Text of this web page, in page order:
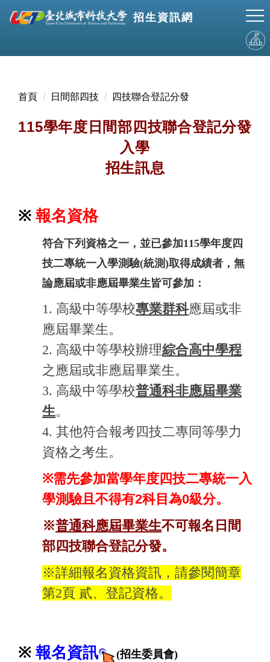
跳
到
招生資訊網
首頁 日間部四技 四技聯合登記分發
115學年度日間部四技聯合登記分發
入學
招生訊息
※ 報名資格
符合下列資格之一，並已參加115學年度四
技二專統一入學測驗(統測)取得成績者，無
論應屆或非應屆畢業生皆可參加：
1. 高級中等學校專業群科應屆或非
應屆畢業生。
2. 高級中等學校辦理綜合高中學程
之應屆或非應屆畢業生。
3. 高級中等學校普通科非應屆畢業
生。
4. 其他符合報考四技二專同等學力
資格之考生。
※需先參加當學年度四技二專統一入
學測驗且不得有2科目為0級分。
※普通科應屆畢業生不可報名日間
部四技聯合登記分發。
※詳細報名資格資訊，請參閱簡章
第2頁 貳、登記資格。
※ 報名資訊 (招生委員會)